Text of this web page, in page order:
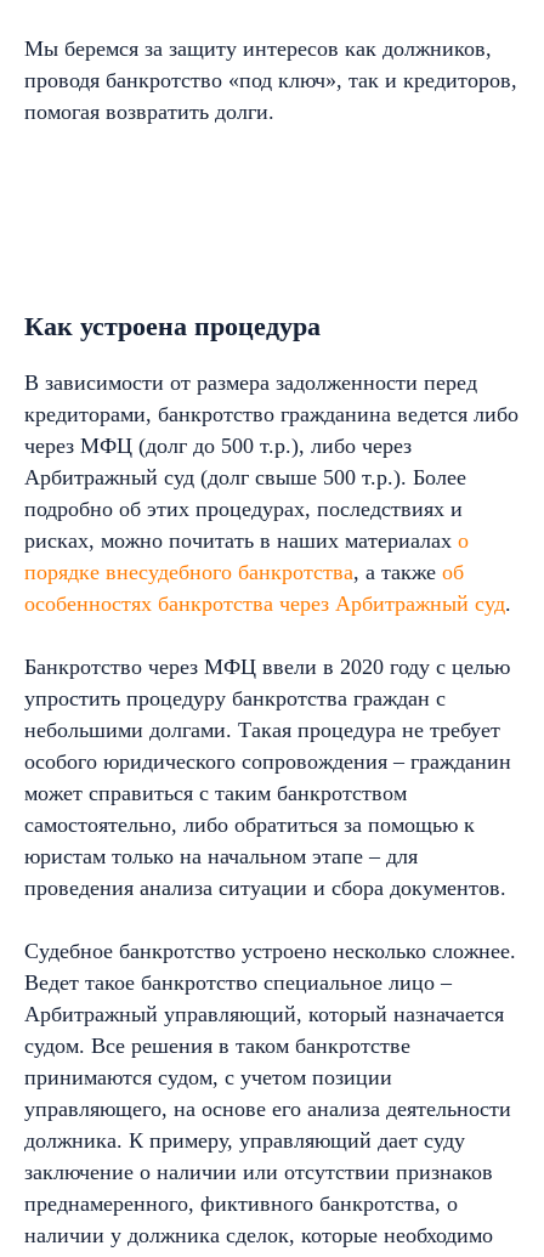
Мы беремся за защиту интересов как должников,
проводя банкротство «под ключ», так и кредиторов,
помогая возвратить долги.
Как устроена процедура
В зависимости от размера задолженности перед
кредиторами, банкротство гражданина ведется либо
через МФЦ (долг до 500 т.р.), либо через
Арбитражный суд (долг свыше 500 т.р.). Более
подробно об этих процедурах, последствиях и
рисках, можно почитать в наших материалах о
порядке внесудебного банкротства, а также об
особенностях банкротства через Арбитражный суд.
Банкротство через МФЦ ввели в 2020 году с целью
упростить процедуру банкротства граждан с
небольшими долгами. Такая процедура не требует
особого юридического сопровождения – гражданин
может справиться с таким банкротством
самостоятельно, либо обратиться за помощью к
юристам только на начальном этапе – для
проведения анализа ситуации и сбора документов.
Судебное банкротство устроено несколько сложнее.
Ведет такое банкротство специальное лицо –
Арбитражный управляющий, который назначается
судом. Все решения в таком банкротстве
принимаются судом, с учетом позиции
управляющего, на основе его анализа деятельности
должника. К примеру, управляющий дает суду
заключение о наличии или отсутствии признаков
преднамеренного, фиктивного банкротства, о
наличии у должника сделок, которые необходимо